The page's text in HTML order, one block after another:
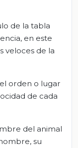
de la tabla
en este
veloces de la
orden o lugar
de cada
del animal
su